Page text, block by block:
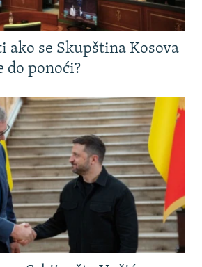
ako se Skupština Kosova
do ponoći?